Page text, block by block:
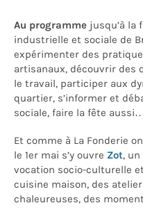
Au programme jusqu’à la
industrielle et sociale de
expérimenter des
artisanaux, découvrir des
le travail, participer aux
quartier, s’informer et
sociale, faire la fête
Et comme à La Fonderie
le 1er mai s’y ouvre Zot,
vocation socio-culturelle
cuisine maison, des
chaleureuses, des